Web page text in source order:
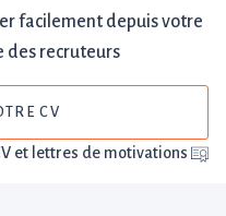
facilement depuis votre
des recruteurs
CV
et lettres de motivations